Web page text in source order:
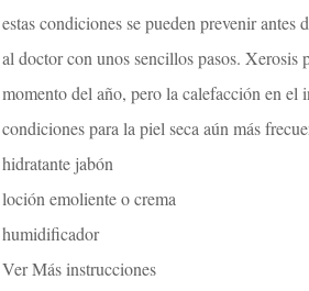
estas condiciones se pueden prevenir antes
al doctor con unos sencillos pasos. Xerosis
momento del año, pero la calefacción en el
condiciones para la piel seca aún más
hidratante jabón
loción emoliente o crema
humidificador
Ver Más instrucciones